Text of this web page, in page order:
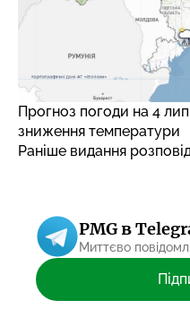
Прогноз погоди на 4
зниження температури
Раніше видання
PMG в
Миттєво